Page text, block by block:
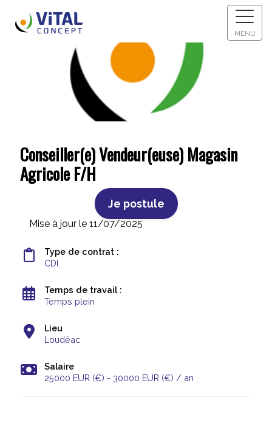
MENU
Conseiller(e) Vendeur(euse) Magasin
Agricole F/H
Je postule
Mise à jour le 11/07/2025
Type de contrat :
CDI
Temps de travail :
Temps plein
Lieu
Loudéac
Salaire
25000 EUR (€) - 30000 EUR (€) / an